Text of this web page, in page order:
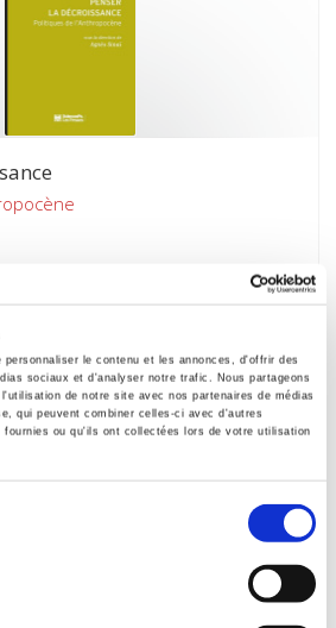
le contenu et les annonces, d'offrir des
sociaux et d'analyser notre trafic. Nous partageons
de notre site avec nos partenaires de médias
qui peuvent combiner celles-ci avec d'autres
fournies ou qu'ils ont collectées lors de votre utilisation